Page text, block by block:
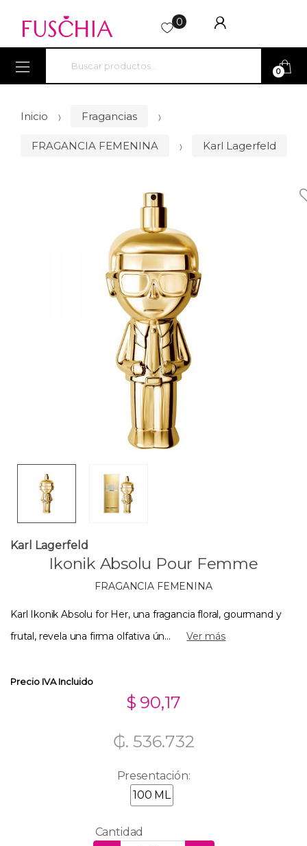
0
0
Inicio Fragancias
FRAGANCIA FEMENINA Karl Lagerfeld
Karl Lagerfeld
Ikonik Absolu Pour Femme
FRAGANCIA FEMENINA
Karl Ikonik Absolu for Her, una fragancia floral, gourmand y
frutal, revela una firma olfativa ún...
Ver más
Precio IVA Incluido
$ 90,17
₲. 536.732
Presentación:
100 ML
Cantidad